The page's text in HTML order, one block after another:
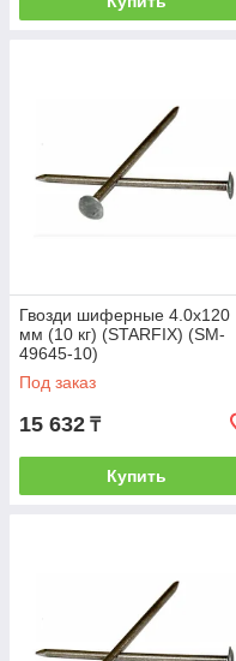
Гвозди шиферные 4.0х120
мм (10 кг) (STARFIX) (SM-
49645-10)
Под заказ
15 632 ₸
Купить